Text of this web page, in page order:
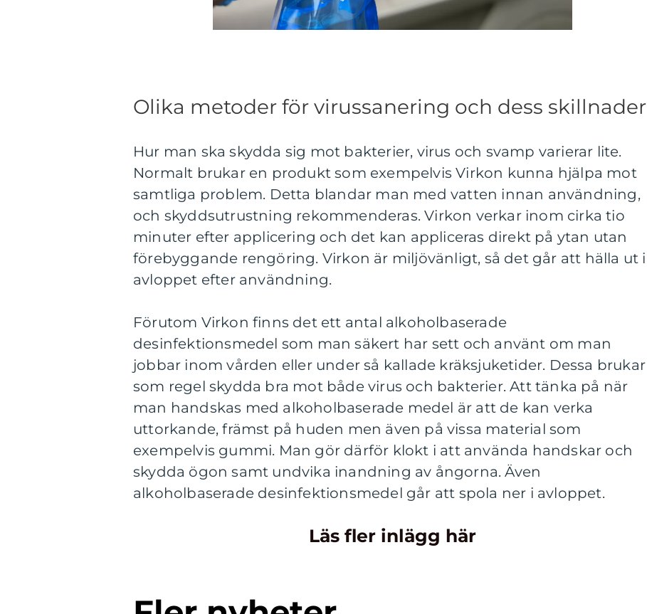
Olika metoder för virussanering och dess skillnader
Hur man ska skydda sig mot bakterier, virus och svamp varierar lite.
Normalt brukar en produkt som exempelvis Virkon kunna hjälpa mot
samtliga problem. Detta blandar man med vatten innan användning,
och skyddsutrustning rekommenderas. Virkon verkar inom cirka tio
minuter efter applicering och det kan appliceras direkt på ytan utan
förebyggande rengöring. Virkon är miljövänligt, så det går att hälla ut i
avloppet efter användning.
Förutom Virkon finns det ett antal alkoholbaserade
desinfektionsmedel som man säkert har sett och använt om man
jobbar inom vården eller under så kallade kräksjuketider. Dessa brukar
som regel skydda bra mot både virus och bakterier. Att tänka på när
man handskas med alkoholbaserade medel är att de kan verka
uttorkande, främst på huden men även på vissa material som
exempelvis gummi. Man gör därför klokt i att använda handskar och
skydda ögon samt undvika inandning av ångorna. Även
alkoholbaserade desinfektionsmedel går att spola ner i avloppet.
Läs fler inlägg här